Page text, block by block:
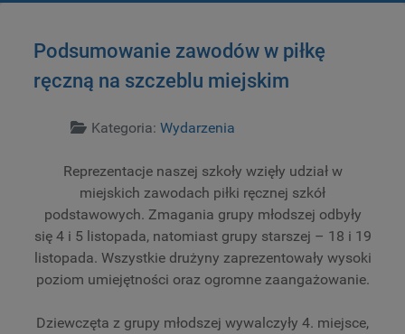
Podsumowanie zawodów w piłkę
ręczną na szczeblu miejskim
SzczegółyKategoria: Wydarzenia
Reprezentacje naszej szkoły wzięły udział w
miejskich zawodach piłki ręcznej szkół
podstawowych. Zmagania grupy młodszej odbyły
się 4 i 5 listopada, natomiast grupy starszej – 18 i 19
listopada. Wszystkie drużyny zaprezentowały wysoki
poziom umiejętności oraz ogromne zaangażowanie.
Dziewczęta z grupy młodszej wywalczyły 4. miejsce,